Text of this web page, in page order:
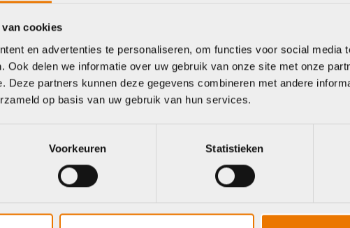
cookies
en advertenties te personaliseren, om functies voor social media
Ook delen we informatie over uw gebruik van onze site met onze
Deze partners kunnen deze gegevens combineren met andere
op basis van uw gebruik van hun services.
Voorkeuren Statistieken
Meer tonen
Gazelle